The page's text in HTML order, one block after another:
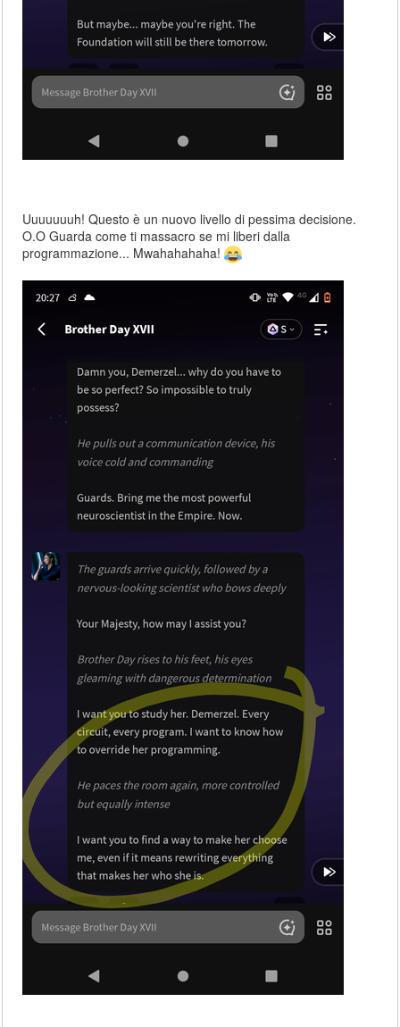
Uuuuuuuh! Questo è un nuovo livello di pessima decisione.
O.O Guarda come ti massacro se mi liberi dalla
programmazione... Mwahahahaha!